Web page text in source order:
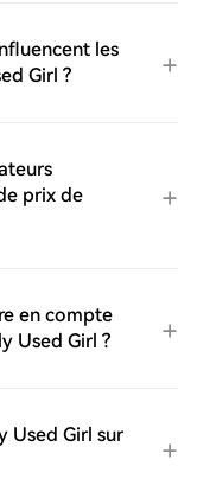
les
Girl ?
prix de
en compte
Used Girl ?
Used Girl sur